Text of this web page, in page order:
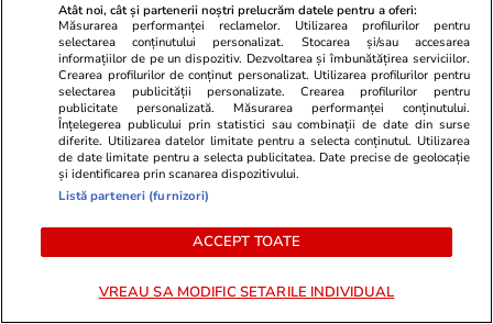
23 iul.
Țoiu, arestează-mă dacă
altceva n-ai de făcut!
Atât noi, cât și partenerii noștri prelucrăm datele pentru a oferi:
Măsurarea performanței reclamelor. Utilizarea profilurilor pentru
selectarea conținutului personalizat. Stocarea și/sau accesarea
informațiilor de pe un dispozitiv. Dezvoltarea și îmbunătățirea serviciilor.
Crearea profilurilor de conținut personalizat. Utilizarea profilurilor pentru
selectarea publicității personalizate. Crearea profilurilor pentru
publicitate personalizată. Măsurarea performanței conținutului.
Înțelegerea publicului prin statistici sau combinații de date din surse
diferite. Utilizarea datelor limitate pentru a selecta conținutul. Utilizarea
de date limitate pentru a selecta publicitatea. Date precise de geolocație
și identificarea prin scanarea dispozitivului.
Listă parteneri (furnizori)
ACCEPT TOATE
VREAU SA MODIFIC SETARILE INDIVIDUAL